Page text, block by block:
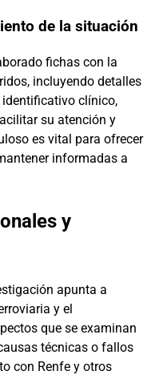
de la situación
fichas con la
incluyendo detalles
clínico,
su atención y
es vital para ofrecer
informadas a
y
apunta a
y el
que se examinan
técnicas o fallos
con Renfe y otros